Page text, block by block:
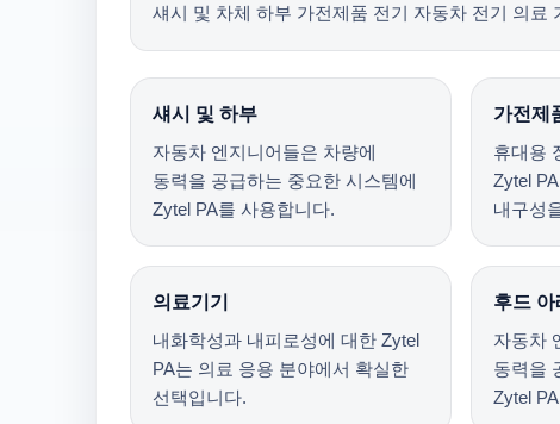
섀시 및 차체 하부 가전제품 전기 자동차 전기 의료
섀시 및 하부
자동차 엔지니어들은 차량에
동력을 공급하는 중요한 시스템에
Zytel PA를 사용합니다.
가전제
휴대용
Zytel
내구성
의료기기
내화학성과 내피로성에 대한 Zytel
PA는 의료 응용 분야에서 확실한
선택입니다.
후드 아
자동차
동력을
Zytel